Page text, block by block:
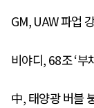
GM, UAW 파업
비야디, 68조 ‘부
中, 태양광 버블